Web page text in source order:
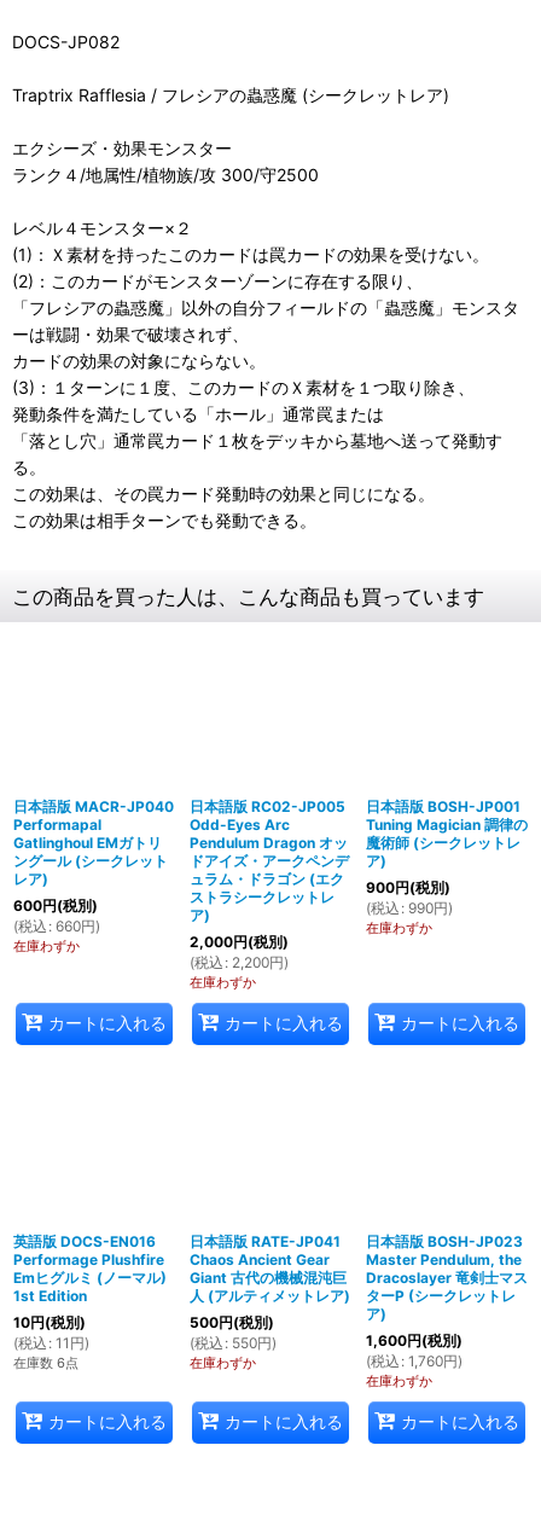
DOCS-JP082
Traptrix Rafflesia / フレシアの蟲惑魔 (シークレットレア)
エクシーズ・効果モンスター
ランク４/地属性/植物族/攻 300/守2500
レベル４モンスター×２
(1)：Ｘ素材を持ったこのカードは罠カードの効果を受けない。
(2)：このカードがモンスターゾーンに存在する限り、
「フレシアの蟲惑魔」以外の自分フィールドの「蟲惑魔」モンスタ
ーは戦闘・効果で破壊されず、
カードの効果の対象にならない。
(3)：１ターンに１度、このカードのＸ素材を１つ取り除き、
発動条件を満たしている「ホール」通常罠または
「落とし穴」通常罠カード１枚をデッキから墓地へ送って発動す
る。
この効果は、その罠カード発動時の効果と同じになる。
この効果は相手ターンでも発動できる。
この商品を買った人は、こんな商品も買っています
日本語版 MACR-JP040
Performapal
Gatlinghoul EMガトリ
ングール (シークレット
レア)
600円(税別)
(税込 : 660円)
在庫わずか
カートに入れる
日本語版 RC02-JP005
Odd-Eyes Arc
Pendulum Dragon オッ
ドアイズ・アークペンデ
ュラム・ドラゴン (エク
ストラシークレットレ
ア)
2,000円(税別)
(税込 : 2,200円)
在庫わずか
カートに入れる
日本語版 BOSH-JP001
Tuning Magician 調律の
魔術師 (シークレットレ
ア)
900円(税別)
(税込 : 990円)
在庫わずか
カートに入れる
英語版 DOCS-EN016
Performage Plushfire
Emヒグルミ (ノーマル)
1st Edition
10円(税別)
(税込 : 11 円)
在庫数 6点
カートに入れる
日本語版 RATE-JP041
Chaos Ancient Gear
Giant 古代の機械混沌巨
人 (アルティメットレア)
500円(税別)
(税込 : 550円)
在庫わずか
カートに入れる
日本語版 BOSH-JP023
Master Pendulum, the
Dracoslayer 竜剣士マス
ターP (シークレットレ
ア)
1,600円(税別)
(税込 : 1,760円)
在庫わずか
カートに入れる